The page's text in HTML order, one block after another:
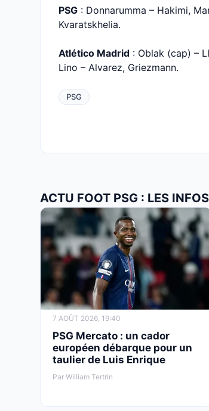
PSG : Donnarumma – Hakimi,
Kvaratskhelia.
Atlético Madrid : Oblak (cap) –
Lino – Alvarez, Griezmann.
PSG
ACTU FOOT PSG : LES
7 AOÛT 2026, 19:40
PSG Mercato : un cador
européen débarque pour un
taulier de Luis Enrique
Par William Tertrin